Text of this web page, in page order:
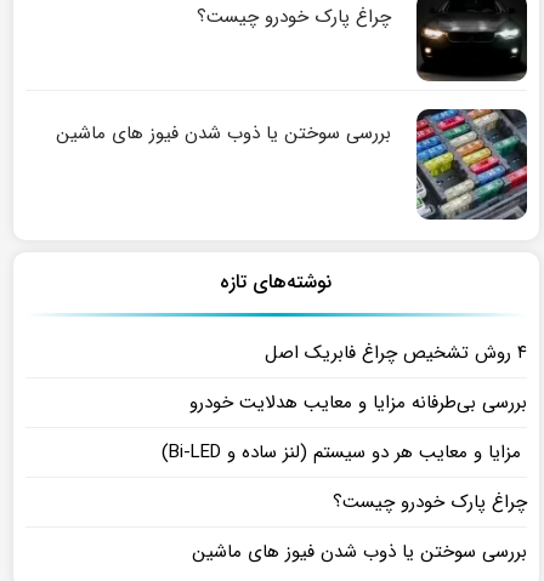
چراغ پارک خودرو چیست؟
بررسی سوختن یا ذوب شدن فیوز های ماشین
نوشته‌های تازه
۴ روش تشخیص چراغ فابریک اصل
بررسی بی‌طرفانه مزایا و معایب هدلایت خودرو
مزایا و معایب هر دو سیستم (لنز ساده و Bi-LED)
چراغ پارک خودرو چیست؟
بررسی سوختن یا ذوب شدن فیوز های ماشین